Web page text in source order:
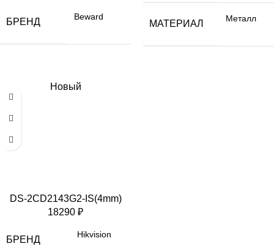
БРЕНД Beward
МАТЕРИАЛ Металл
Новый
DS-2CD2143G2-IS(4mm)
18290 ₽
БРЕНД Hikvision